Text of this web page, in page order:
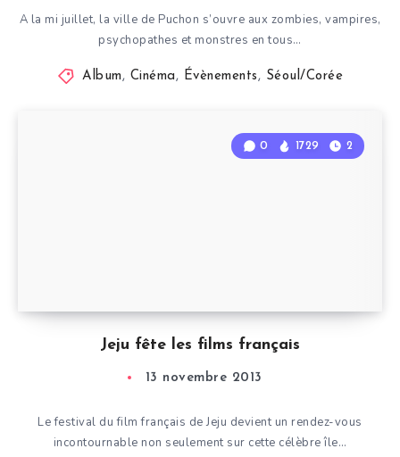
A la mi juillet, la ville de Puchon s’ouvre aux zombies, vampires,
psychopathes et monstres en tous…
Album, Cinéma, Évènements, Séoul/Corée
Jeju fête les films français
0 1729 2
13 novembre 2013
Le festival du film français de Jeju devient un rendez-vous
incontournable non seulement sur cette célèbre île…